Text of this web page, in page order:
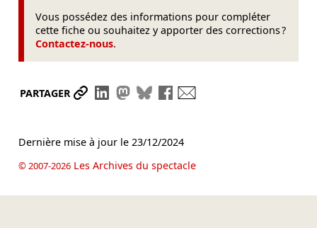
Vous possédez des informations pour compléter
cette fiche ou souhaitez y apporter des corrections ?
Contactez-nous.
PARTAGER Partager le lien
Partager sur LinkedIn
Partager sur Mastodon
Partager sur Bluesky
Partager sur Facebook
Dernière mise à jour le 23/12/2024
© 2007-2026Les Archives du spectacle